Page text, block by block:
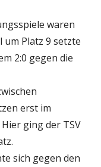
waren
um Platz 9 setzte
2:0 gegen die
erst im
ging der TSV
sich gegen den